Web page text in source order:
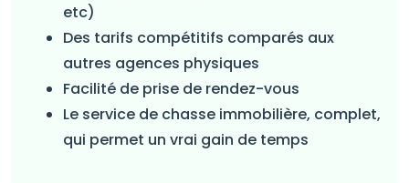
etc)
Des tarifs compétitifs comparés aux
autres agences physiques
Facilité de prise de rendez-vous
Le service de chasse immobilière, complet,
qui permet un vrai gain de temps